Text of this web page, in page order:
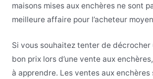
maisons mises aux enchères ne sont
meilleure affaire pour l’acheteur
Si vous souhaitez tenter de décrocher
bon prix lors d’une vente aux
à apprendre. Les ventes aux enchères